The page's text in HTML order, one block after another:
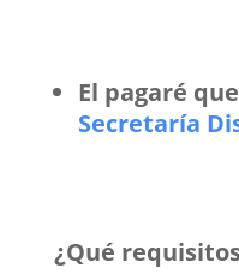
El pagaré
Secretaría
¿Qué